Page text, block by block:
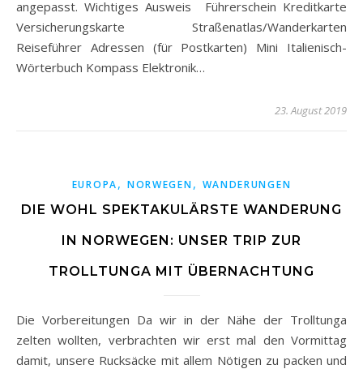
angepasst. Wichtiges Ausweis Führerschein Kreditkarte
Versicherungskarte Straßenatlas/Wanderkarten
Reiseführer Adressen (für Postkarten) Mini Italienisch-
Wörterbuch Kompass Elektronik…
23. August 2019
EUROPA, NORWEGEN, WANDERUNGEN
DIE WOHL SPEKTAKULÄRSTE WANDERUNG
IN NORWEGEN: UNSER TRIP ZUR
TROLLTUNGA MIT ÜBERNACHTUNG
Die Vorbereitungen Da wir in der Nähe der Trolltunga
zelten wollten, verbrachten wir erst mal den Vormittag
damit, unsere Rucksäcke mit allem Nötigen zu packen und